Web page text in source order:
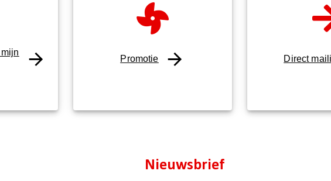
Promotie Direct
Nieuwsbrief